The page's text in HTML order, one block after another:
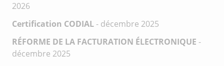
2026
Certification CODIAL- décembre 2025
RÉFORME DE LA FACTURATION ÉLECTRONIQUE -
décembre 2025